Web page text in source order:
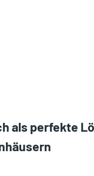
als perfekte